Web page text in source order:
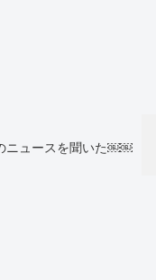
ニュースを聞いた￼￼